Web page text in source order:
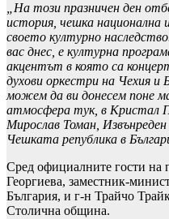
„На този празничен ден
история, чешка
своето културно
вас днес, е културна
акцентът в която са
духови оркестри на Чехия
можем да ви донесем поне
атмосфера тук, в Кристал
Мирослав Томан,
Чешката република в
Сред официалните гости на
Георгиева, заместник-
България, и г-н Трайчо
Столична община.